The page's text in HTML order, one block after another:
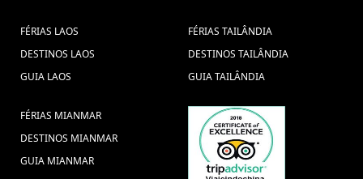
Visitar vietna (32) ,
Viajes privado a Laos (1) ,recorrido por
Myanmar (1) ,
guia de laos (1) ,vacaciones sapa
(1) ,Viagem ao Mianmar (7) ,
Consejos de viaje a Laos (1) ,
viajes bangkok (1) ,
Recorrido en
Vietnam (1) ,
Vietnam comida (1) , Vacaciones en
FÉRIAS LAOS
DESTINOS LAOS
GUIA LAOS
FÉRIAS TAILÂNDIA
DESTINOS TAILÂNDIA
GUIA TAILÂNDIA
FÉRIAS MIANMAR
DESTINOS MIANMAR
GUIA MIANMAR